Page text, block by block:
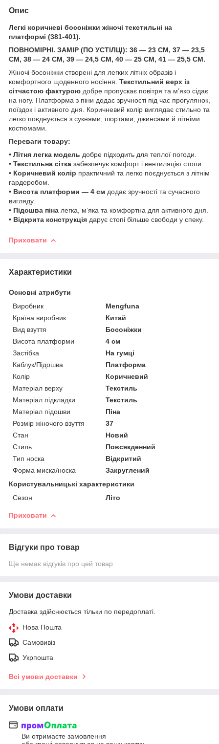
Опис
Легкі коричневі босоніжки жіночі текстильні на
платформі (381-401).
ПОВНОМІРНІ. ЗАМІР (ПО УСТІЛЦІ): 36 — 23 СМ, 37 — 23,5
СМ, 38 — 24 СМ, 39 — 24,5 СМ, 40 — 25 СМ, 41 — 25,5 СМ.
Жіночі босоніжки створені для легких літніх образів і
комфортного щоденного носіння. Текстильний верх із
сітчастою фактурою добре пропускає повітря та м’яко сідає
на ногу. Платформа з піни додає зручності під час прогулянок,
поїздок і активного дня. Коричневий колір виглядає стильно та
легко поєднується з сукнями, шортами, джинсами й літніми
костюмами.
Переваги товару:
• Літня легка модель добре підходить для теплої погоди.
• Текстильна сітка забезпечує комфорт і вентиляцію стопи.
• Коричневий колір практичний та легко поєднується з літнім
гардеробом.
• Висота платформи — 4 см додає зручності та сучасного
вигляду.
• Підошва піна легка, м’яка та комфортна для активного дня.
• Відкрита конструкція дарує стопі більше свободи у спеку.
Приховати
Характеристики
Основні атрибути
Виробник
Mengfuna
Країна виробник
Китай
Вид взуття
Босоніжки
Висота платформи
4 см
Застібка
На гумці
Каблук/Підошва
Платформа
Колір
Коричневий
Матеріал верху
Текстиль
Матеріал підкладки
Текстиль
Матеріал підошви
Піна
Розмір жіночого взуття
37
Стан
Новий
Стиль
Повсякденний
Тип носка
Відкритий
Форма миска/носка
Закруглений
Користувальницькі характеристики
Сезон
Літо
Приховати
Відгуки про товар
Ще немає відгуків про цей товар
Умови доставки
Доставка здійснюється тільки по передоплаті.
Нова Пошта
Самовивіз
Укрпошта
Всі умови доставки
Умови оплати
Ви отримаєте замовлення